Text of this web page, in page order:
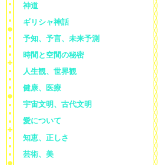
神道
ギリシャ神話
予知、予言、未来予測
時間と空間の秘密
人生観、世界観
健康、医療
宇宙文明、古代文明
愛について
知恵、正しさ
芸術、美